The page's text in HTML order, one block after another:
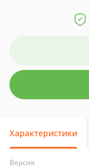
Характеристики
Версия